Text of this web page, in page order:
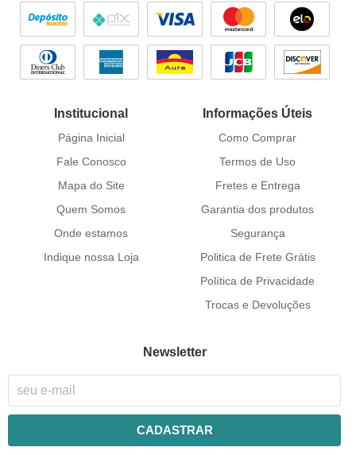
Institucional
Página Inicial
Fale Conosco
Mapa do Site
Quem Somos
Onde estamos
Indique nossa Loja
Informações Úteis
Como Comprar
Termos de Uso
Fretes e Entrega
Garantia dos produtos
Segurança
Politica de Frete Grátis
Política de Privacidade
Trocas e Devoluções
Newsletter
CADASTRAR